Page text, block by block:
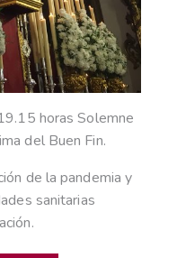
horas Solemne
del Buen Fin.
de la pandemia y
sanitarias